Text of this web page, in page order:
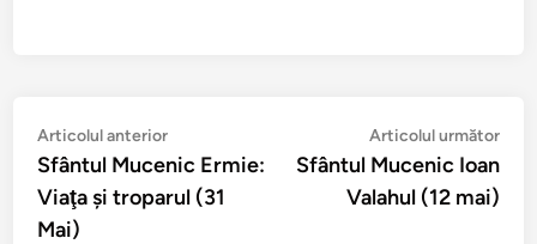
Navigare
în
articole
Articolul anteriorArticolul
anterior:
Sfântul Mucenic Ermie:
Viaţa şi troparul (31
Mai)
Articolul următor
Sfântul Mucenic Ioan
Valahul (12 mai)